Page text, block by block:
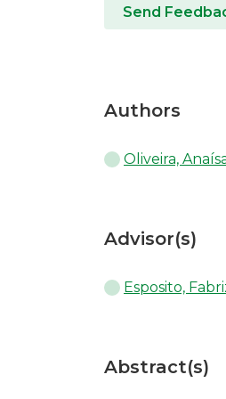
Send
Authors
Oliveira,
Advisor(s)
Esposito,
Abstract(s)